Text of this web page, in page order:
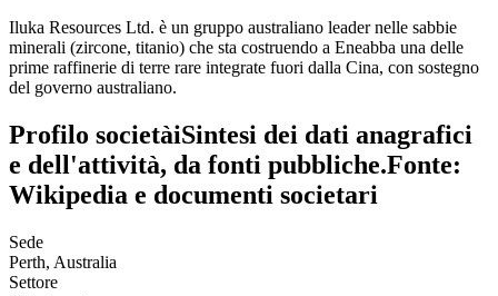
Iluka Resources Ltd. è un gruppo australiano leader nelle sabbie
minerali (zircone, titanio) che sta costruendo a Eneabba una delle
prime raffinerie di terre rare integrate fuori dalla Cina, con sostegno
del governo australiano.
Profilo societàiSintesi dei dati anagrafici
e dell'attività, da fonti pubbliche.Fonte:
Wikipedia e documenti societari
Sede
Perth, Australia
Settore